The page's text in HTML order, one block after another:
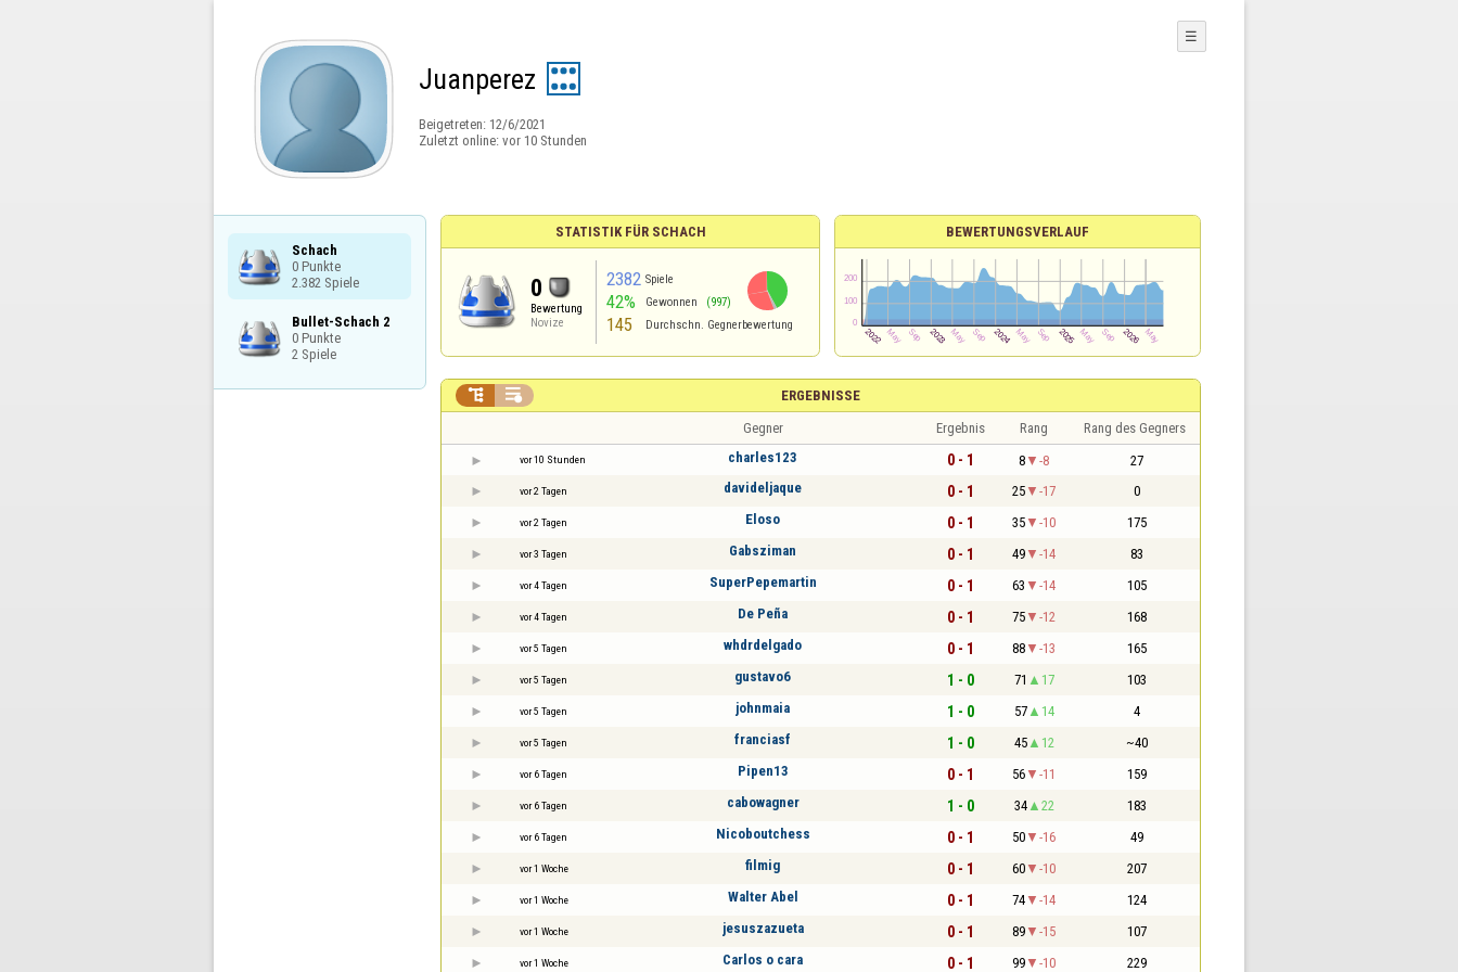
Juanperez
Beigetreten: 12/6/2021
Zuletzt online: vor 10 Stunden
☰
Schach
0 Punkte
2.382 Spiele
Bullet-Schach 2
0 Punkte
2 Spiele
STATISTIK FÜR SCHACH
0
Bewertung
Novize
2382 Spiele
42% Gewonnen (997)
145 Durchschn. Gegnerbewertung
BEWERTUNGSVERLAUF
ERGEBNISSE
 
Gegner Ergebnis Rang Rang des Gegners
vor 10 Stunden charles123 0 - 1 8 -8 27
vor 2 Tagen davideljaque 0 - 1 25 -17 0
vor 2 Tagen Eloso 0 - 1 35 -10 175
vor 3 Tagen Gabsziman 0 - 1 49 -14 83
vor 4 Tagen SuperPepemartin 0 - 1 63 -14 105
vor 4 Tagen De Peña 0 - 1 75 -12 168
vor 5 Tagen whdrdelgado 0 - 1 88 -13 165
vor 5 Tagen gustavo6 1 - 0 71 17 103
vor 5 Tagen johnmaia 1 - 0 57 14 4
vor 5 Tagen franciasf 1 - 0 45 12 ~40
vor 6 Tagen Pipen13 0 - 1 56 -11 159
vor 6 Tagen cabowagner 1 - 0 34 22 183
vor 6 Tagen Nicoboutchess 0 - 1 50 -16 49
vor 1 Woche filmig 0 - 1 60 -10 207
vor 1 Woche Walter Abel 0 - 1 74 -14 124
vor 1 Woche jesuszazueta 0 - 1 89 -15 107
vor 1 Woche Carlos o cara 0 - 1 99 -10 229